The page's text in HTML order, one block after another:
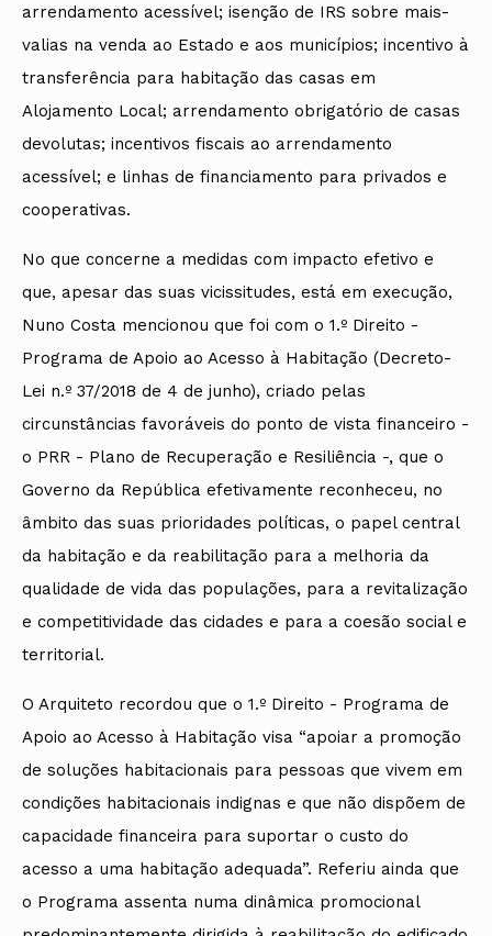
arrendamento acessível; isenção de IRS sobre mais-
valias na venda ao Estado e aos municípios; incentivo à
transferência para habitação das casas em
Alojamento Local; arrendamento obrigatório de casas
devolutas; incentivos fiscais ao arrendamento
acessível; e linhas de financiamento para privados e
cooperativas.
No que concerne a medidas com impacto efetivo e
que, apesar das suas vicissitudes, está em execução,
Nuno Costa mencionou que foi com o 1.º Direito -
Programa de Apoio ao Acesso à Habitação (Decreto-
Lei n.º 37/2018 de 4 de junho), criado pelas
circunstâncias favoráveis do ponto de vista financeiro -
o PRR - Plano de Recuperação e Resiliência -, que o
Governo da República efetivamente reconheceu, no
âmbito das suas prioridades políticas, o papel central
da habitação e da reabilitação para a melhoria da
qualidade de vida das populações, para a revitalização
e competitividade das cidades e para a coesão social e
territorial.
O Arquiteto recordou que o 1.º Direito - Programa de
Apoio ao Acesso à Habitação visa “apoiar a promoção
de soluções habitacionais para pessoas que vivem em
condições habitacionais indignas e que não dispõem de
capacidade financeira para suportar o custo do
acesso a uma habitação adequada”. Referiu ainda que
o Programa assenta numa dinâmica promocional